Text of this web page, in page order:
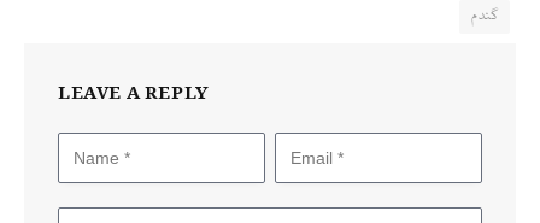
گندم
LEAVE A REPLY